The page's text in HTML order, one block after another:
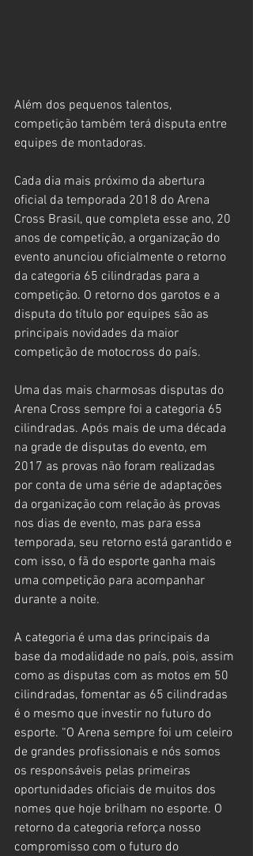
Além dos pequenos talentos,
competição também terá disputa entre
equipes de montadoras.
Cada dia mais próximo da abertura
oficial da temporada 2018 do Arena
Cross Brasil, que completa esse ano, 20
anos de competição, a organização do
evento anunciou oficialmente o retorno
da categoria 65 cilindradas para a
competição. O retorno dos garotos e a
disputa do título por equipes são as
principais novidades da maior
competição de motocross do país.
Uma das mais charmosas disputas do
Arena Cross sempre foi a categoria 65
cilindradas. Após mais de uma década
na grade de disputas do evento, em
2017 as provas não foram realizadas
por conta de uma série de adaptações
da organização com relação às provas
nos dias de evento, mas para essa
temporada, seu retorno está garantido e
com isso, o fã do esporte ganha mais
uma competição para acompanhar
durante a noite.
A categoria é uma das principais da
base da modalidade no país, pois, assim
como as disputas com as motos em 50
cilindradas, fomentar as 65 cilindradas
é o mesmo que investir no futuro do
esporte. “O Arena sempre foi um celeiro
de grandes profissionais e nós somos
os responsáveis pelas primeiras
oportunidades oficiais de muitos dos
nomes que hoje brilham no esporte. O
retorno da categoria reforça nosso
compromisso com o futuro do